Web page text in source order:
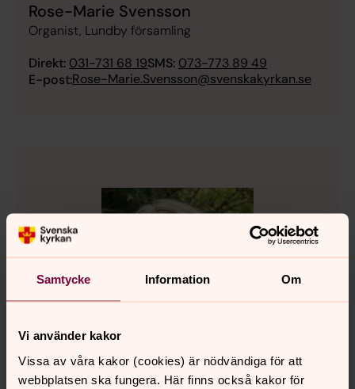
Samtycke Information Om
Vi använder kakor
Vissa av våra kakor (cookies) är nödvändiga för att
webbplatsen ska fungera. Här finns också kakor för
Rose-Marie Svensson
Organist, Lundby församling
Direkt: 031-731 68 19SMS: 073-773 89 49
E-post:Rose-Marie.Svensson@svenskakyrkan.se